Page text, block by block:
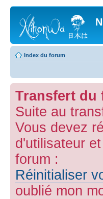
Index du forum
Transfert du
Suite au
Vous devez
d'utilisateur
forum :
Réinitialiser
oublié mon